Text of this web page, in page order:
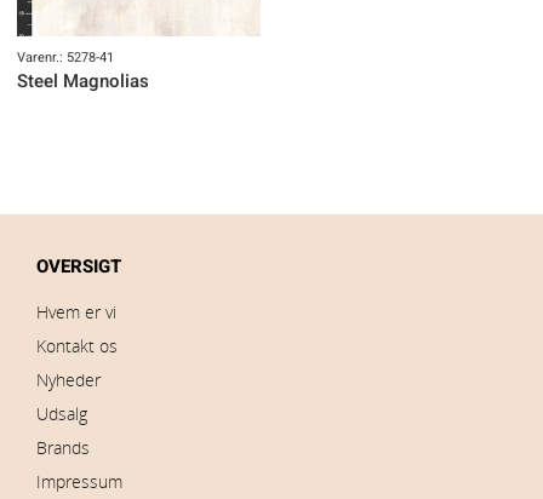
Varenr.: 5278-41
Steel Magnolias
OVERSIGT
Hvem er vi
Kontakt os
Nyheder
Udsalg
Brands
Impressum